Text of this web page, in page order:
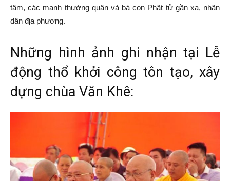
tâm, các mạnh thường quân và bà con Phật tử gần xa, nhân
dân địa phương.
Những hình ảnh ghi nhận tại Lễ
động thổ khởi công tôn tạo, xây
dựng chùa Văn Khê: